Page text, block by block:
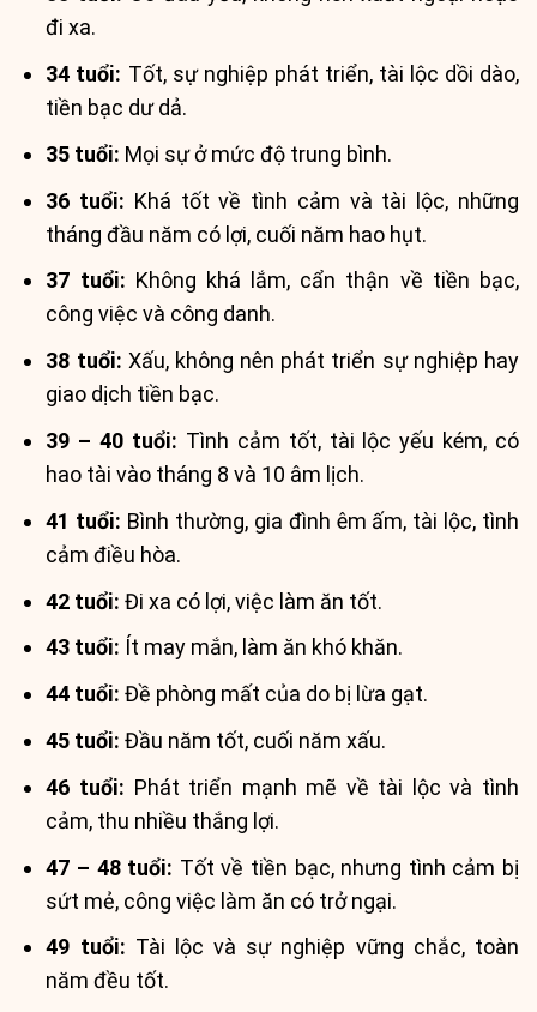
đi xa.
34 tuổi: Tốt, sự nghiệp phát triển, tài lộc dồi dào,
tiền bạc dư dả.
35 tuổi: Mọi sự ở mức độ trung bình.
36 tuổi: Khá tốt về tình cảm và tài lộc, những
tháng đầu năm có lợi, cuối năm hao hụt.
37 tuổi: Không khá lắm, cẩn thận về tiền bạc,
công việc và công danh.
38 tuổi: Xấu, không nên phát triển sự nghiệp hay
giao dịch tiền bạc.
39 – 40 tuổi: Tình cảm tốt, tài lộc yếu kém, có
hao tài vào tháng 8 và 10 âm lịch.
41 tuổi: Bình thường, gia đình êm ấm, tài lộc, tình
cảm điều hòa.
42 tuổi: Đi xa có lợi, việc làm ăn tốt.
43 tuổi: Ít may mắn, làm ăn khó khăn.
44 tuổi: Đề phòng mất của do bị lừa gạt.
45 tuổi: Đầu năm tốt, cuối năm xấu.
46 tuổi: Phát triển mạnh mẽ về tài lộc và tình
cảm, thu nhiều thắng lợi.
47 – 48 tuổi: Tốt về tiền bạc, nhưng tình cảm bị
sứt mẻ, công việc làm ăn có trở ngại.
49 tuổi: Tài lộc và sự nghiệp vững chắc, toàn
năm đều tốt.